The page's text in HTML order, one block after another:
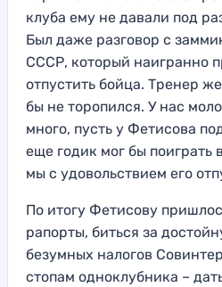
клуба ему не давали под
Был даже разговор с
СССР, который наигранно
отпустить бойца. Тренер
бы не торопился. У нас
много, пусть у Фетисова
еще годик мог бы поиграть
мы с удовольствием его
По итогу Фетисову
рапорты, биться за
безумных налогов
стопам одноклубника –